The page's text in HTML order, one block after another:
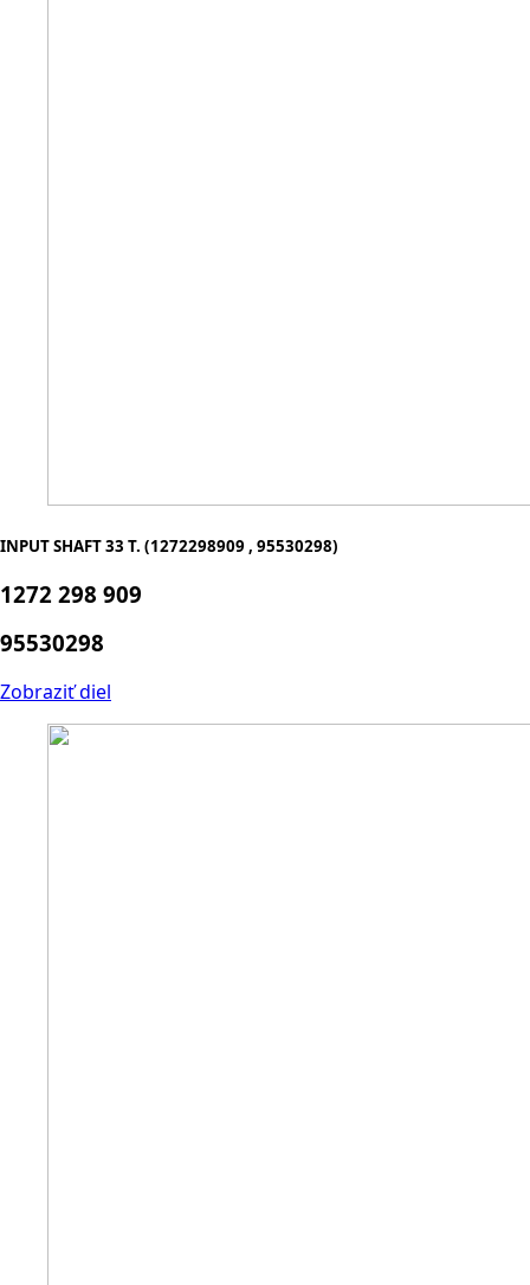
INPUT SHAFT 33 T. (1272298909 , 95530298)
1272 298 909
95530298
Zobraziť diel